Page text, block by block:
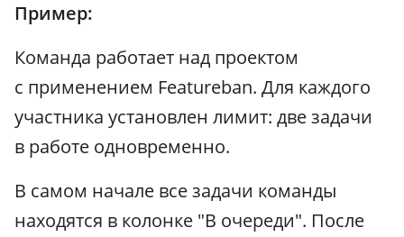
Пример:
Команда работает над проектом
с применением Featureban. Для каждого
участника установлен лимит: две задачи
в работе одновременно.
В самом начале все задачи команды
находятся в колонке "В очереди". После